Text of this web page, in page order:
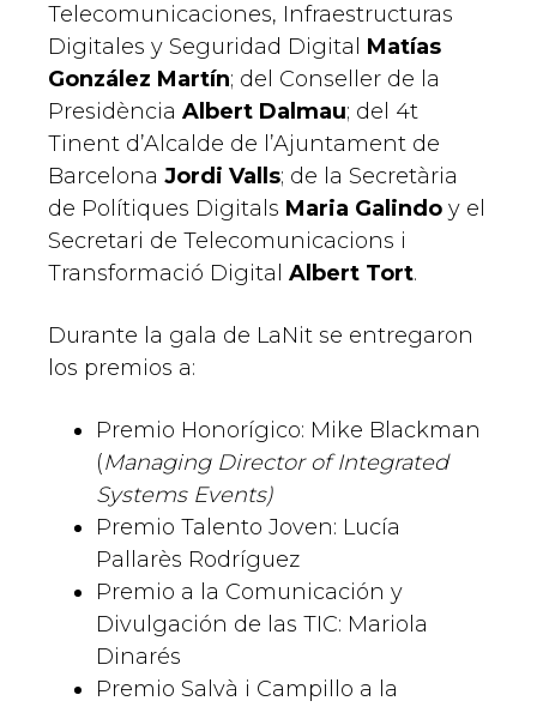
Telecomunicaciones, Infraestructuras
Digitales y Seguridad Digital Matías
González Martín; del Conseller de la
Presidència Albert Dalmau; del 4t
Tinent d’Alcalde de l’Ajuntament de
Barcelona Jordi Valls; de la Secretària
de Polítiques Digitals Maria Galindo y el
Secretari de Telecomunicacions i
Transformació Digital Albert Tort.
Durante la gala de LaNit se entregaron
los premios a:
Premio Honorígico: Mike Blackman
(Managing Director of Integrated
Systems Events)
Premio Talento Joven: Lucía
Pallarès Rodríguez
Premio a la Comunicación y
Divulgación de las TIC: Mariola
Dinarés
Premio Salvà i Campillo a la